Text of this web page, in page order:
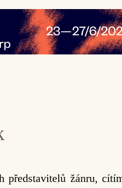
představitelů žánru,